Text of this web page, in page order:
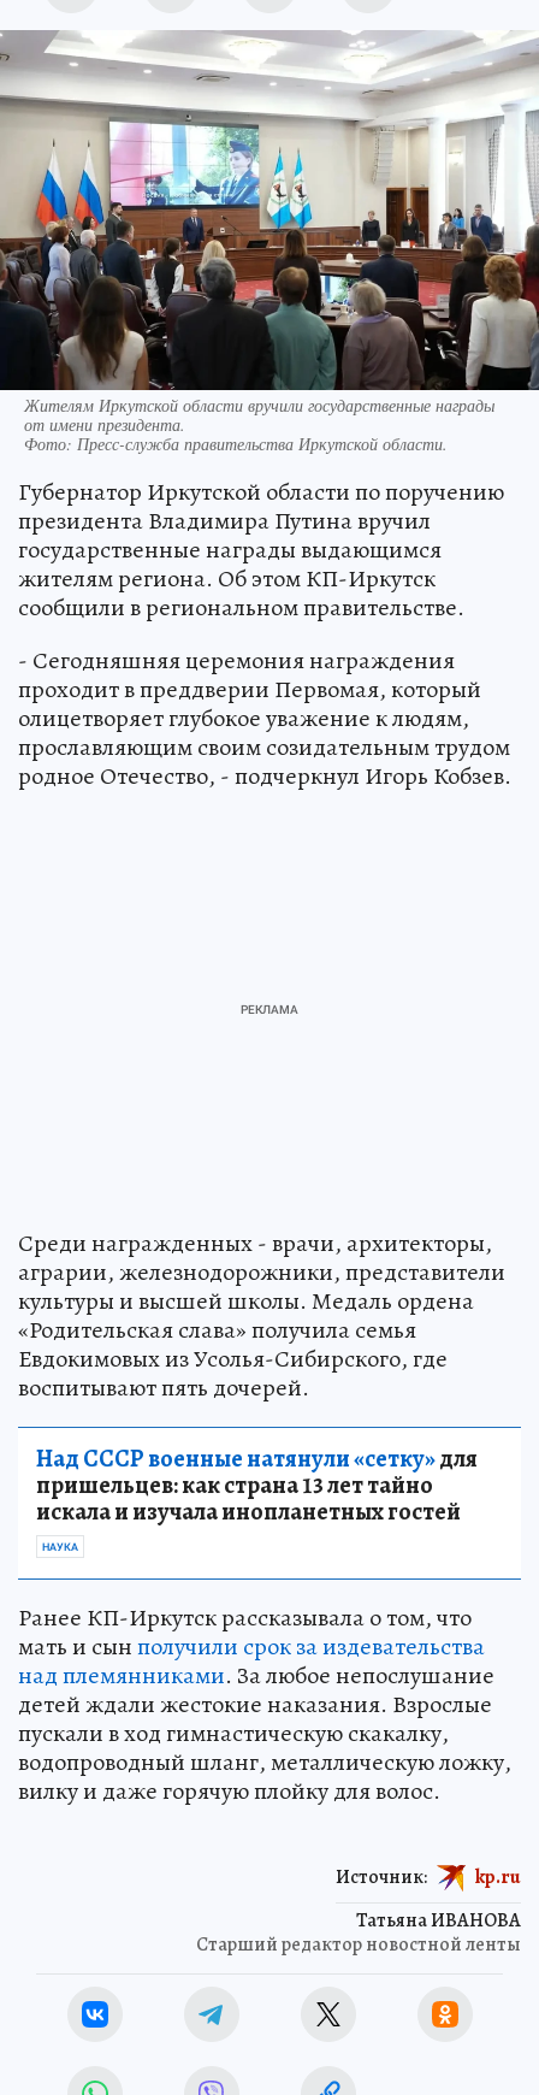
Жителям Иркутской области вручили государственные награды
от имени президента.
Фото: Пресс-служба правительства Иркутской области.
Губернатор Иркутской области по поручению
президента Владимира Путина вручил
государственные награды выдающимся
жителям региона. Об этом КП-Иркутск
сообщили в региональном правительстве.
- Сегодняшняя церемония награждения
проходит в преддверии Первомая, который
олицетворяет глубокое уважение к людям,
прославляющим своим созидательным трудом
родное Отечество, - подчеркнул Игорь Кобзев.
Среди награжденных - врачи, архитекторы,
аграрии, железнодорожники, представители
культуры и высшей школы. Медаль ордена
«Родительская слава» получила семья
Евдокимовых из Усолья-Сибирского, где
воспитывают пять дочерей.
Над СССР военные натянули «сетку»для
пришельцев: как страна 13 лет тайно
искала и изучала инопланетных гостей
НАУКА
Ранее КП-Иркутск рассказывала о том, что
мать и сынполучили срок за издевательства
над племянниками. За любое непослушание
детей ждали жестокие наказания. Взрослые
пускали в ход гимнастическую скакалку,
водопроводный шланг, металлическую ложку,
вилку и даже горячую плойку для волос.
Татьяна ИВАНОВА
Старший редактор новостной ленты
Источник: kp.ru